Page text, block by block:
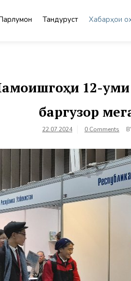
Тандурустӣ Хабарҳои
12-
баргузор
22.07.2024 0 Comments